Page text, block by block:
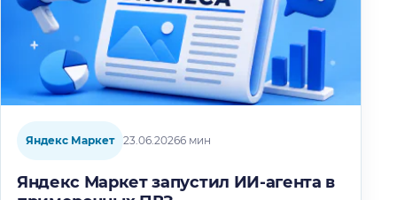
Яндекс Маркет 23.06.20266 мин
Яндекс Маркет запустил ИИ-агента в